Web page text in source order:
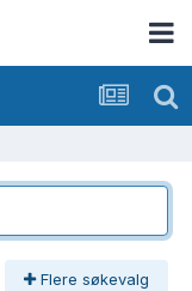
Flere søkevalg